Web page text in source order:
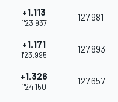
+1.113
1'23.937
127.981
+1.171
1'23.995
127.893
+1.326
1'24.150
127.657